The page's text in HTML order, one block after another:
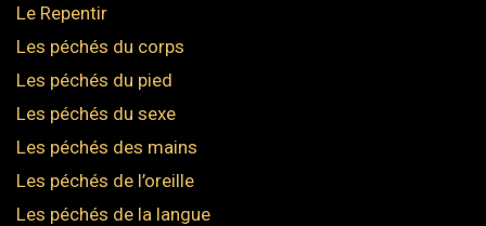
Le Repentir
Les péchés du corps
Les péchés du pied
Les péchés du sexe
Les péchés des mains
Les péchés de l’oreille
Les péchés de la langue